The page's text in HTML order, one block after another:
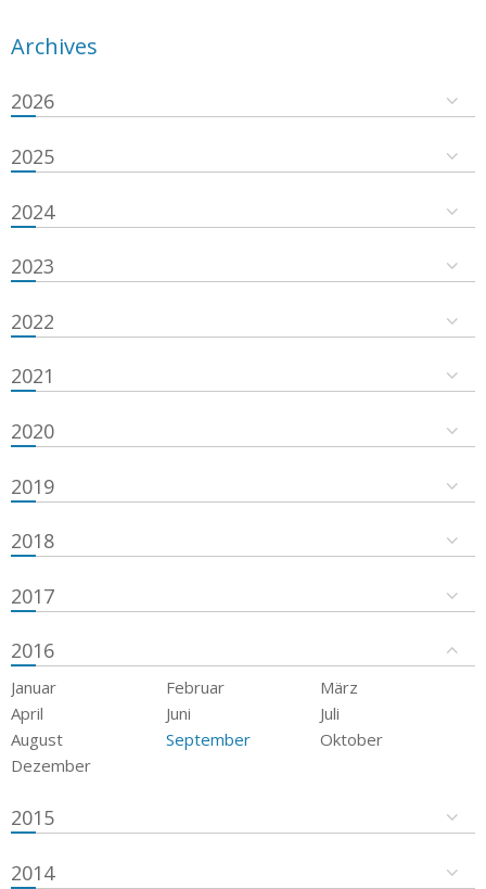
Archives
2026
2025
2024
2023
2022
2021
2020
2019
2018
2017
2016
Januar Februar
März
April
Juni
Juli
August
September
Oktober
Dezember
2015
2014